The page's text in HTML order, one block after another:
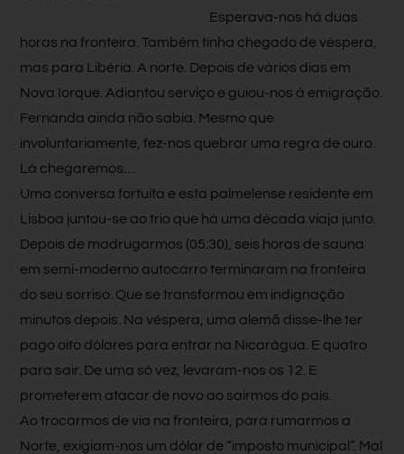
Esperava-nos há duas
horas na fronteira. Também tinha chegado de véspera,
mas para Libéria. A norte. Depois de vários dias em
Nova Iorque. Adiantou serviço e guiou-nos à emigração.
Fernanda ainda não sabia. Mesmo que
involuntariamente, fez-nos quebrar uma regra de ouro.
Lá chegaremos…
Uma conversa fortuita e esta palmelense residente em
Lisboa juntou-se ao trio que há uma década viaja junto.
Depois de madrugarmos (05:30), seis horas de sauna
em semi-moderno autocarro terminaram na fronteira
do seu sorriso. Que se transformou em indignação
minutos depois. Na véspera, uma alemã disse-lhe ter
pago oito dólares para entrar na Nicarágua. E quatro
para sair. De uma só vez, levaram-nos os 12. E
prometerem atacar de novo ao sairmos do país.
Ao trocarmos de via na fronteira, para rumarmos a
Norte, exigiam-nos um dólar de “imposto municipal”. Mal